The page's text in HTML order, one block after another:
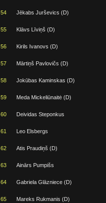
54 Jēkabs Jurševics (D)
55 Klāvs Līviņš (D)
56 Kirils Ivanovs (D)
57 Mārtiņš Pavlovičs (D)
58 Jokūbas Kaminskas (D)
59 Meda Mickeliūnaitė (D)
60 Deividas Steponkus
61 Leo Elsbergs
62 Atis Praudiņš (D)
63 Ainārs Pumpišs
64 Gabriela Glāzniece (D)
65 Mareks Rukmanis (D)